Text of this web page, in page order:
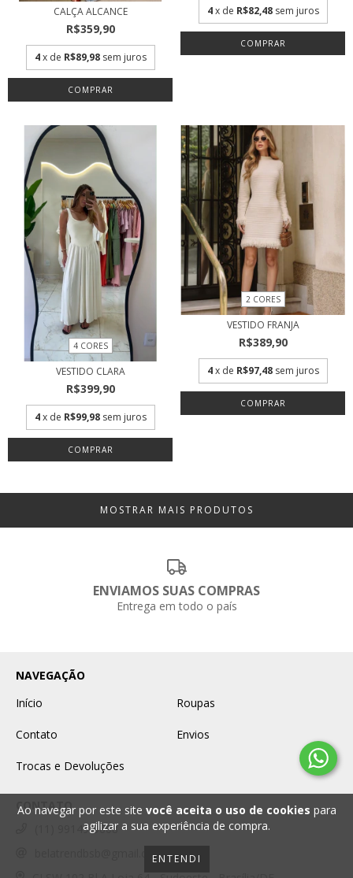
Ao navegar por este site você aceita o uso de cookies para
agilizar a sua experiência de compra.
ENTENDI
CALÇA ALCANCE
R$359,90
4 x de R$89,98 sem juros
COMPRAR
4 x de R$82,48 sem juros
COMPRAR
4 CORES
VESTIDO CLARA
R$399,90
4 x de R$99,98 sem juros
COMPRAR
2 CORES
VESTIDO FRANJA
R$389,90
4 x de R$97,48 sem juros
COMPRAR
MOSTRAR MAIS PRODUTOS
ENVIAMOS SUAS COMPRAS
Entrega em todo o país
NAVEGAÇÃO
Início
Roupas
Contato Envios
Trocas e Devoluções
CONTATO
(11) 99149-9608
belatrendbsb@gmail.com